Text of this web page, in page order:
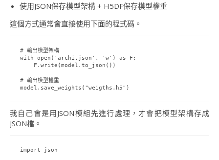
使用JSON保存模型架構 + H5DF保存模型權重
這個方式通常會直接使用下面的程式碼。
# 輸出模型架構
with open('archi.json', 'w') as F:
# 輸出模型權重
model.save_weights("weigths.h5")
我自己會是用JSON模組先進行處理，才會把模型架構存成
JSON檔。
import json